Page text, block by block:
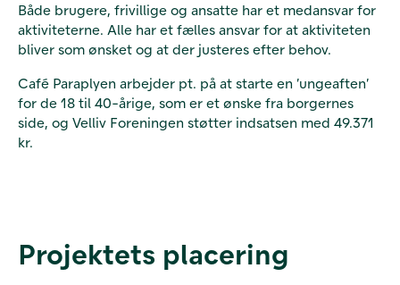
Både brugere, frivillige og ansatte har et medansvar for
aktiviteterne. Alle har et fælles ansvar for at aktiviteten
bliver som ønsket og at der justeres efter behov.
Café Paraplyen arbejder pt. på at starte en ’ungeaften’
for de 18 til 40-årige, som er et ønske fra borgernes
side, og Velliv Foreningen støtter indsatsen med 49.371
kr.
Projektets placering